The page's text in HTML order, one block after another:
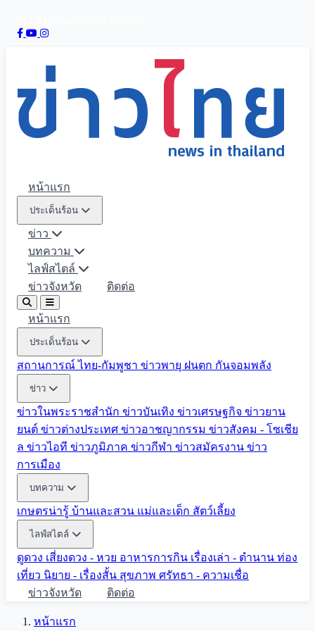
หน้าแรก
ประเด็นร้อน
ข่าว
บทความ
ไลฟ์สไตล์
ข่าวจังหวัด
ติดต่อ
หน้าแรก
ประเด็นร้อน
สถานการณ์ ไทย-กัมพูชา ข่าวพายุ ฝนตก กันจอมพลัง
ข่าว
ข่าวในพระราชสำนัก ข่าวบันเทิง ข่าวเศรษฐกิจ ข่าวยาน
ยนต์ ข่าวต่างประเทศ ข่าวอาชญากรรม ข่าวสังคม - โซเชีย
ล ข่าวไอที ข่าวภูมิภาค ข่าวกีฬา ข่าวสมัครงาน ข่าว
การเมือง
บทความ
เกษตรน่ารู้ บ้านและสวน แม่และเด็ก สัตว์เลี้ยง
ไลฟ์สไตล์
ดูดวง เสี่ยงดวง - หวย อาหารการกิน เรื่องเล่า - ตำนาน ท่อง
เที่ยว นิยาย - เรื่องสั้น สุขภาพ ศรัทธา - ความเชื่อ
ข่าวจังหวัด
ติดต่อ
หน้าแรก